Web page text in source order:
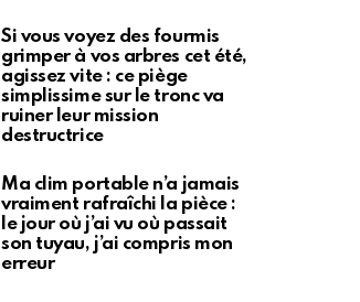
Si vous voyez des fourmis
grimper à vos arbres cet été,
agissez vite : ce piège
simplissime sur le tronc va
ruiner leur mission
destructrice
Ma clim portable n’a jamais
vraiment rafraîchi la pièce :
le jour où j’ai vu où passait
son tuyau, j’ai compris mon
erreur